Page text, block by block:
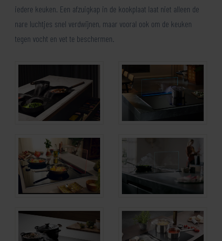
iedere keuken. Een afzuigkap in de kookplaat laat niet alleen de
nare luchtjes snel verdwijnen, maar vooral ook om de keuken
tegen vocht en vet te beschermen.